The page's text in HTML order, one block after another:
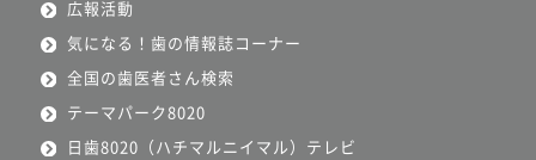
広報活動
気になる！歯の情報誌コーナー
全国の歯医者さん検索
テーマパーク8020
日歯8020（ハチマルニイマル）テレビ